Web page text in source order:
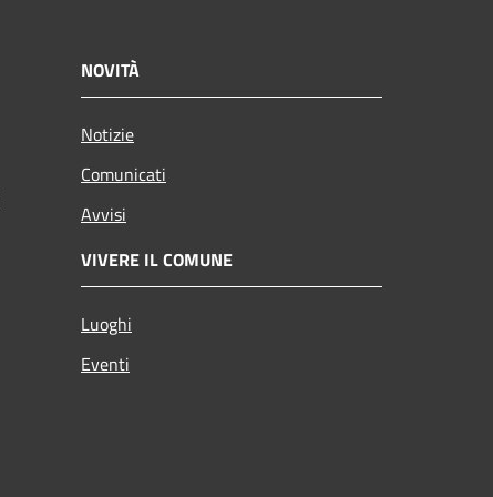
NOVITÀ
Notizie
Comunicati
Avvisi
VIVERE IL COMUNE
Luoghi
Eventi